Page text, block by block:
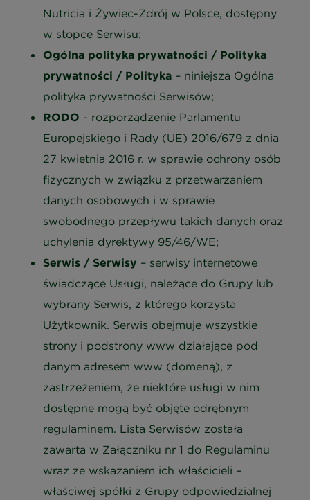
Nutricia i Żywiec-Zdrój w Polsce, dostępny
w stopce Serwisu;
Ogólna polityka prywatności / Polityka
prywatności / Polityka – niniejsza Ogólna
polityka prywatności Serwisów;
RODO - rozporządzenie Parlamentu
Europejskiego i Rady (UE) 2016/679 z dnia
27 kwietnia 2016 r. w sprawie ochrony osób
fizycznych w związku z przetwarzaniem
danych osobowych i w sprawie
swobodnego przepływu takich danych oraz
uchylenia dyrektywy 95/46/WE;
Serwis / Serwisy – serwisy internetowe
świadczące Usługi, należące do Grupy lub
wybrany Serwis, z którego korzysta
Użytkownik. Serwis obejmuje wszystkie
strony i podstrony www działające pod
danym adresem www (domeną), z
zastrzeżeniem, że niektóre usługi w nim
dostępne mogą być objęte odrębnym
regulaminem. Lista Serwisów została
zawarta w Załączniku nr 1 do Regulaminu
wraz ze wskazaniem ich właścicieli –
właściwej spółki z Grupy odpowiedzialnej